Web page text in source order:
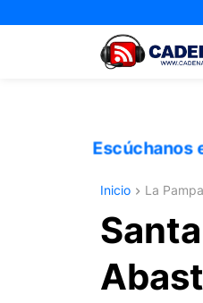
Escúchanos
Inicio La Pampa